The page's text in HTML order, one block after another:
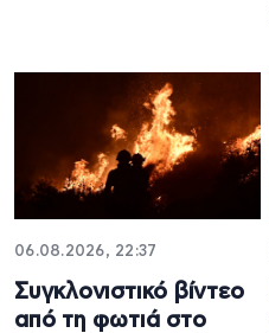
06.08.2026, 22:37
Συγκλονιστικό βίντεο
από τη φωτιά στο